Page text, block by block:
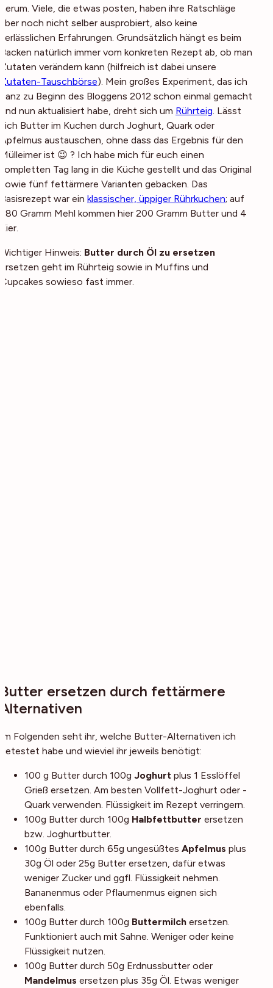
herum. Viele, die etwas posten, haben ihre Ratschläge
aber noch nicht selber ausprobiert, also keine
verlässlichen Erfahrungen. Grundsätzlich hängt es beim
Backen natürlich immer vom konkreten Rezept ab, ob man
Zutaten verändern kann (hilfreich ist dabei unsere
Zutaten-Tauschbörse). Mein großes Experiment, das ich
ganz zu Beginn des Bloggens 2012 schon einmal gemacht
und nun aktualisiert habe, dreht sich um Rührteig. Lässt
sich Butter im Kuchen durch Joghurt, Quark oder
Apfelmus austauschen, ohne dass das Ergebnis für den
Mülleimer ist 😉 ? Ich habe mich für euch einen
kompletten Tag lang in die Küche gestellt und das Original
sowie fünf fettärmere Varianten gebacken. Das
Basisrezept war ein klassischer, üppiger Rührkuchen; auf
280 Gramm Mehl kommen hier 200 Gramm Butter und 4
Eier.
Wichtiger Hinweis: Butter durch Öl zu ersetzen
ersetzen geht im Rührteig sowie in Muffins und
Cupcakes sowieso fast immer.
Butter ersetzen durch fettärmere
Alternativen
Im Folgenden seht ihr, welche Butter-Alternativen ich
getestet habe und wieviel ihr jeweils benötigt:
100 g Butter durch 100g Joghurt plus 1 Esslöffel
Grieß ersetzen. Am besten Vollfett-Joghurt oder -
Quark verwenden. Flüssigkeit im Rezept verringern.
100g Butter durch 100g Halbfettbutter ersetzen
bzw. Joghurtbutter.
100g Butter durch 65g ungesüßtes Apfelmus plus
30g Öl oder 25g Butter ersetzen, dafür etwas
weniger Zucker und ggfl. Flüssigkeit nehmen.
Bananenmus oder Pflaumenmus eignen sich
ebenfalls.
100g Butter durch 100g Buttermilch ersetzen.
Funktioniert auch mit Sahne. Weniger oder keine
Flüssigkeit nutzen.
100g Butter durch 50g Erdnussbutter oder
Mandelmus ersetzen plus 35g Öl. Etwas weniger